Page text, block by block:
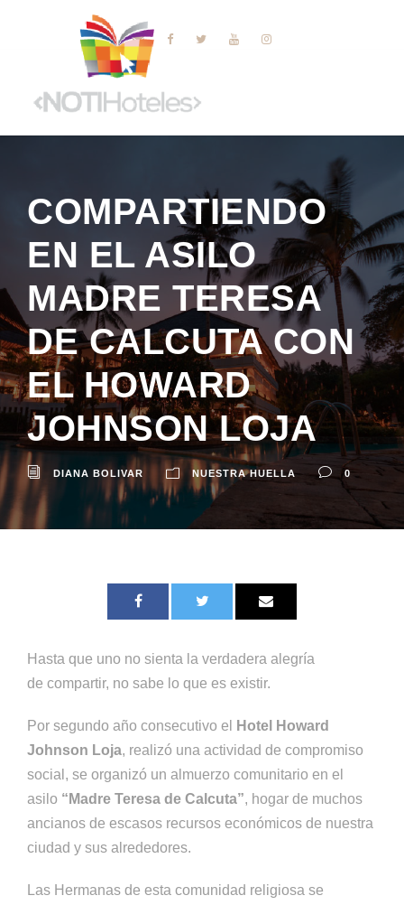
COMPARTIENDO
EN EL ASILO
MADRE TERESA
DE CALCUTA CON
EL HOWARD
JOHNSON LOJA
DIANA BOLIVAR NUESTRA HUELLA 0
Hasta que uno no sienta la verdadera alegría
de compartir, no sabe lo que es existir.
Por segundo año consecutivo el
Hotel Howard
Johnson Loja, realizó una actividad de compromiso
social, se organizó un almuerzo comunitario en el
asilo “Madre Teresa de Calcuta”, hogar de muchos
ancianos de escasos recursos económicos de nuestra
ciudad y sus alrededores.
Las Hermanas de esta comunidad religiosa se